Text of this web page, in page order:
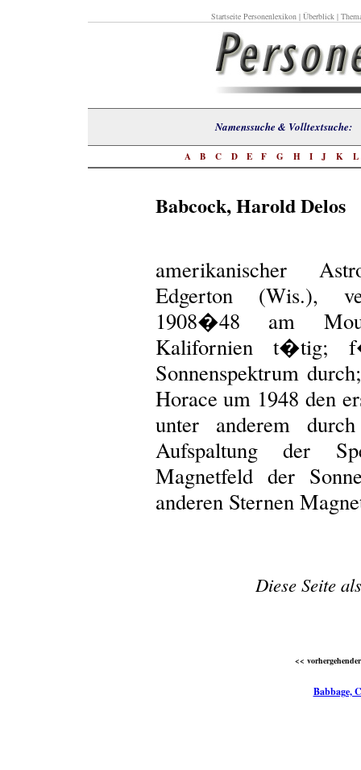
Startseite Personenlexikon| Überblick|
Namenssuche &
A B C D E F G H I J K L
Babcock, Harold Delos
amerikanischer
Edgerton (Wis.),
1908�48 am
Kalifornien t�tig;
Sonnenspektrum
Horace um 1948 den
unter anderem
Aufspaltung der
Magnetfeld der
anderen Sternen
Diese Seite
<<
Babbage,